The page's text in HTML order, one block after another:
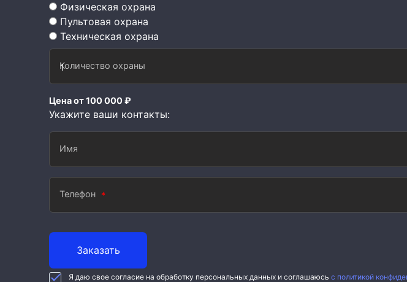
Физическая охрана
Пультовая охрана
Техническая охрана
Количество охраны
Цена от 100 000 ₽
Укажите ваши контакты:
Имя
Телефон
Заказать
Я даю свое согласие на обработку персональных данных и соглашаюсь с политикой